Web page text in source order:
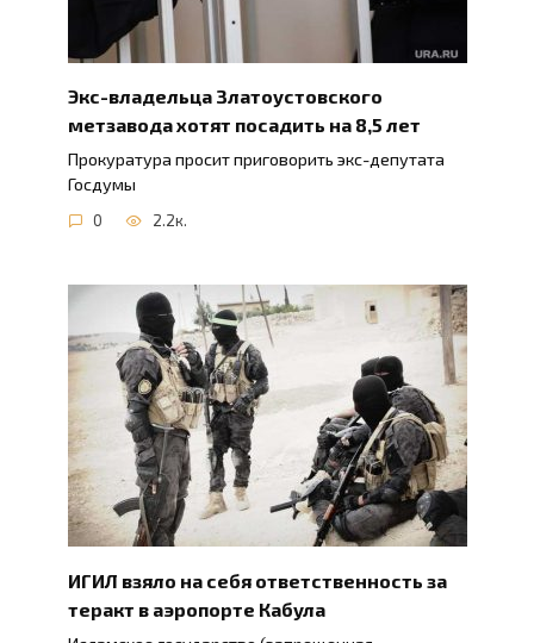
Экс-владельца Златоустовского
метзавода хотят посадить на 8,5 лет
Прокуратура просит приговорить экс-депутата
Госдумы
0 2.2к.
ИГИЛ взяло на себя ответственность за
теракт в аэропорте Кабула